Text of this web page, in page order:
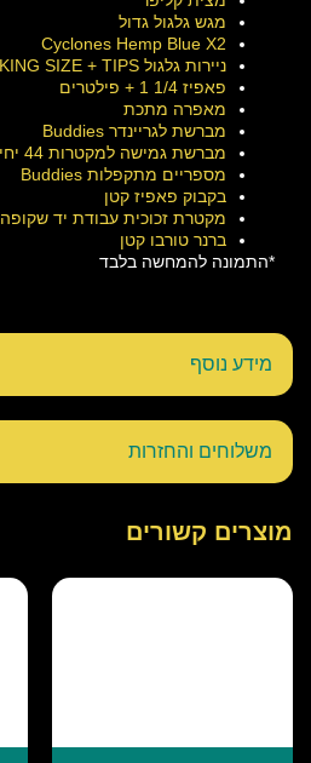
מגש גלגול גדול
Cyclones Hemp Blue X2
ניירות גלגול PUFFIZ KING SIZE + TIPS
פאפיז 1/4 1 + פילטרים
מאפרה מתכת
מברשת לגריינדר Buddies
מברשת גמישה למקטרות 44 יחידות ZEN
מספריים מתקפלות Buddies
בקבוק פאפיז קטן
מקטרת זכוכית עבודת יד שקופה
ברנר טורבו קטן
*התמונה להמחשה בלבד
מידע נוסף
משלוחים והחזרות
מוצרים קשורים